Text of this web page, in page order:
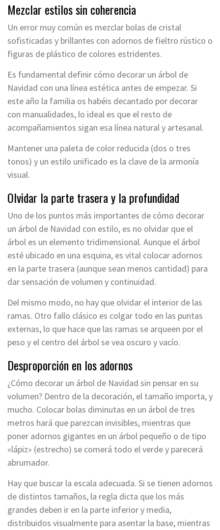
Mezclar estilos sin coherencia
Un error muy común es mezclar bolas de cristal
sofisticadas y brillantes con adornos de fieltro rústico o
figuras de plástico de colores estridentes.
Es fundamental definir cómo decorar un árbol de
Navidad con una línea estética antes de empezar. Si
este año la familia os habéis decantado por decorar
con manualidades, lo ideal es que el resto de
acompañamientos sigan esa línea natural y artesanal.
Mantener una paleta de color reducida (dos o tres
tonos) y un estilo unificado es la clave de la armonía
visual.
Olvidar la parte trasera y la profundidad
Uno de los puntos más importantes de cómo decorar
un árbol de Navidad con estilo, es no olvidar que el
árbol es un elemento tridimensional. Aunque el árbol
esté ubicado en una esquina, es vital colocar adornos
en la parte trasera (aunque sean menos cantidad) para
dar sensación de volumen y continuidad.
Del mismo modo, no hay que olvidar el interior de las
ramas. Otro fallo clásico es colgar todo en las puntas
externas, lo que hace que las ramas se arqueen por el
peso y el centro del árbol se vea oscuro y vacío.
Desproporción en los adornos
¿Cómo decorar un árbol de Navidad sin pensar en su
volumen? Dentro de la decoración, el tamaño importa, y
mucho. Colocar bolas diminutas en un árbol de tres
metros hará que parezcan invisibles, mientras que
poner adornos gigantes en un árbol pequeño o de tipo
«lápiz» (estrecho) se comerá todo el verde y parecerá
abrumador.
Hay que buscar la escala adecuada. Si se tienen adornos
de distintos tamaños, la regla dicta que los más
grandes deben ir en la parte inferior y media,
distribuidos visualmente para asentar la base, mientras